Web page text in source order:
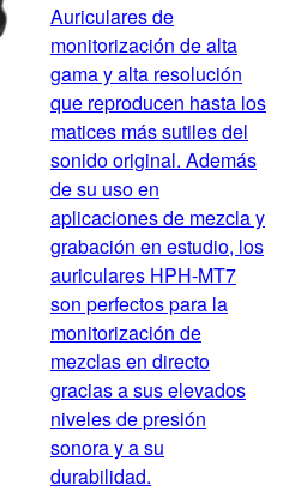
Auriculares de
monitorización de alta
gama y alta resolución
que reproducen hasta los
matices más sutiles del
sonido original. Además
de su uso en
aplicaciones de mezcla y
grabación en estudio, los
auriculares HPH-MT7
son perfectos para la
monitorización de
mezclas en directo
gracias a sus elevados
niveles de presión
sonora y a su
durabilidad.